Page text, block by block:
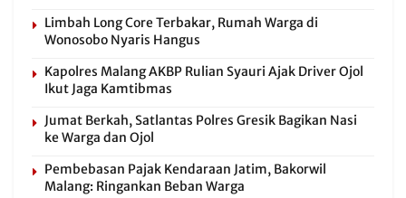
Limbah Long Core Terbakar, Rumah Warga di
Wonosobo Nyaris Hangus
Kapolres Malang AKBP Rulian Syauri Ajak Driver Ojol
Ikut Jaga Kamtibmas
Jumat Berkah, Satlantas Polres Gresik Bagikan Nasi
ke Warga dan Ojol
Pembebasan Pajak Kendaraan Jatim, Bakorwil
Malang: Ringankan Beban Warga